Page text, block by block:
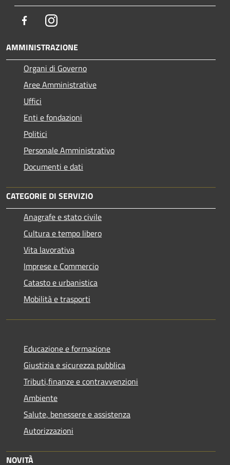
FacebookInstagram
AMMINISTRAZIONE
Organi di Governo
Aree Amministrative
Uffici
Enti e fondazioni
Politici
Personale Amministrativo
Documenti e dati
CATEGORIE DI SERVIZIO
Anagrafe e stato civile
Cultura e tempo libero
Vita lavorativa
Imprese e Commercio
Catasto e urbanistica
Mobilità e trasporti
Educazione e formazione
Giustizia e sicurezza pubblica
Tributi,finanze e contravvenzioni
Ambiente
Salute, benessere e assistenza
Autorizzazioni
NOVITÀ